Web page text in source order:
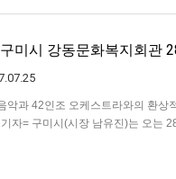
미시 강동문화복지회관
악과 42인조 오케스트라와의 환상
자= 구미시(시장 남유진)는 오는